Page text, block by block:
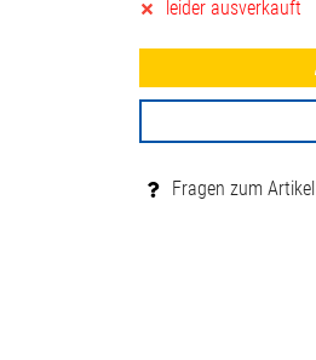
leider ausverkauft
Fragen zum Artikel